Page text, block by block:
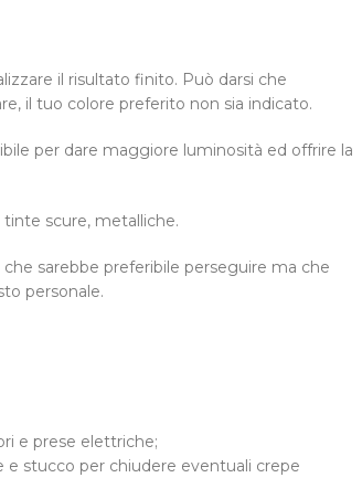
il risultato finito. Può darsi che
il tuo colore preferito non sia indicato.
per dare maggiore luminosità ed offrire la
scure, metalliche.
sarebbe preferibile perseguire ma che
personale.
e prese elettriche;
stucco per chiudere eventuali crepe